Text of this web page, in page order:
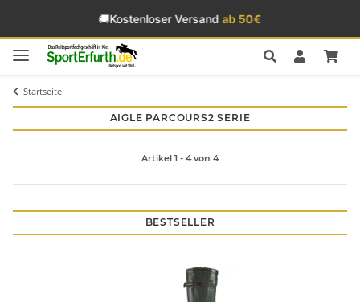
🚚Kostenloser Versandab 50€
Startseite
AIGLE PARCOURS2 SERIE
Artikel 1 - 4 von 4
BESTSELLER